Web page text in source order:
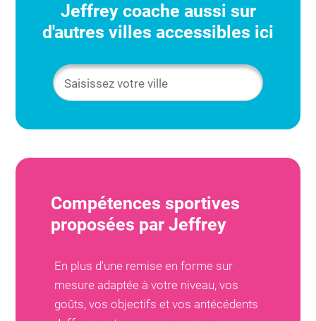
Jeffreycoache aussi sur
d'autres villes accessibles ici
Compétences sportives
proposées parJeffrey
En plus d'une remise en forme sur
mesure adaptée à votre niveau, vos
goûts, vos objectifs et vos antécédents